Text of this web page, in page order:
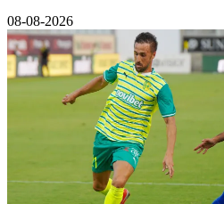
08-08-2026